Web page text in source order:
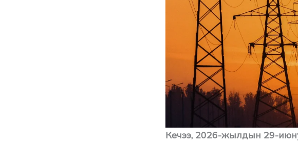
Кечээ, 2026-жылдын 29-